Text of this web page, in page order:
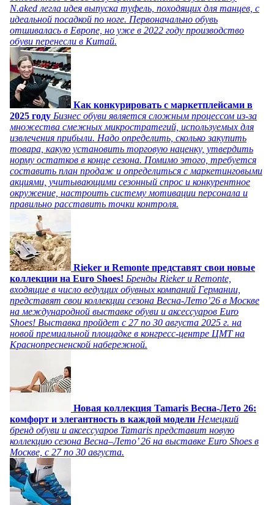
N.aked легла идея выпуска туфель, походящих для танцев, с
идеальной посадкой по ноге. Первоначально обувь
отшивалась в Европе, но уже в 2022 году производство
обуви перенесли в Китай.
Как конкурировать с маркетплейсами в
2025 году Бизнес обуви является сложным процессом из-за
множества смежных микростратегий, используемых для
извлечения прибыли. Надо определить, сколько закупить
товара, какую установить торговую наценку, утвердить
норму остатков в конце сезона. Помимо этого, требуется
составить план продаж и определиться с маркетинговыми
акциями, учитывающими сезонный спрос и конкурентное
окружение, настроить систему мотивации персонала и
правильно расставить точки контроля.
Rieker и Remonte представят свои новые
коллекции на Euro Shoes! Бренды Rieker и Remonte,
входящие в число ведущих обувных компаний Германии,
представят свои коллекции сезона Весна-Лето’26 в Москве
на международной выставке обуви и аксессуаров Euro
Shoes! Выставка пройдет c 27 по 30 августа 2025 г. на
новой премиальной площадке в конгресс-центре ЦМТ на
Краснопресненской набережной.
Новая коллекция Tamaris Весна-Лето 26:
комфорт и элегантность в каждой модели Немецкий
бренд обуви и аксессуаров Tamaris представит новую
коллекцию сезона Весна–Лето’ 26 на выставке Euro Shoes в
Москве, с 27 по 30 августа.